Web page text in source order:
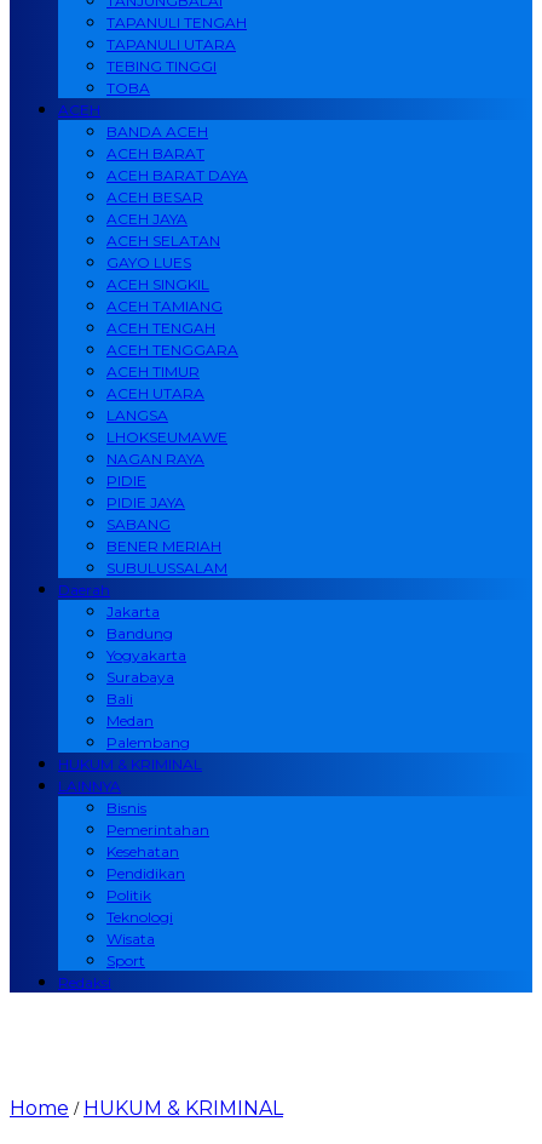
TAPANULI TENGAH
TAPANULI UTARA
TEBING TINGGI
TOBA
ACEH
BANDA ACEH
ACEH BARAT
ACEH BARAT DAYA
ACEH BESAR
ACEH JAYA
ACEH SELATAN
GAYO LUES
ACEH SINGKIL
ACEH TAMIANG
ACEH TENGAH
ACEH TENGGARA
ACEH TIMUR
ACEH UTARA
LANGSA
LHOKSEUMAWE
NAGAN RAYA
PIDIE
PIDIE JAYA
SABANG
BENER MERIAH
SUBULUSSALAM
Daerah
Jakarta
Bandung
Yogyakarta
Surabaya
Bali
Medan
Palembang
HUKUM & KRIMINAL
LAINNYA
Bisnis
Pemerintahan
Kesehatan
Pendidikan
Politik
Teknologi
Wisata
Sport
Redaksi
Home / HUKUM & KRIMINAL